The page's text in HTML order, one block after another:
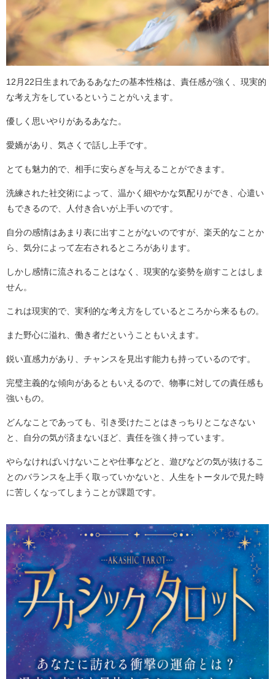
12月22日生まれであるあなたの基本性格は、責任感が強く、現実的
な考え方をしているということがいえます。
優しく思いやりがあるあなた。
愛嬌があり、気さくで話し上手です。
とても魅力的で、相手に安らぎを与えることができます。
洗練された社交術によって、温かく細やかな気配りができ、心遣い
もできるので、人付き合いが上手いのです。
自分の感情はあまり表に出すことがないのですが、楽天的なことか
ら、気分によって左右されるところがあります。
しかし感情に流されることはなく、現実的な姿勢を崩すことはしま
せん。
これは現実的で、実利的な考え方をしているところから来るもの。
また野心に溢れ、働き者だということもいえます。
鋭い直感力があり、チャンスを見出す能力も持っているのです。
完璧主義的な傾向があるともいえるので、物事に対しての責任感も
強いもの。
どんなことであっても、引き受けたことはきっちりとこなさない
と、自分の気が済まないほど、責任を強く持っています。
やらなければいけないことや仕事などと、遊びなどの気が抜けるこ
とのバランスを上手く取っていかないと、人生をトータルで見た時
に苦しくなってしまうことが課題です。